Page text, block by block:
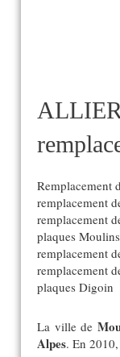
Remplacement
remplacement
remplacement
plaques Moulins
remplacement
remplacement
plaques Digoin
La ville de
Alpes. En